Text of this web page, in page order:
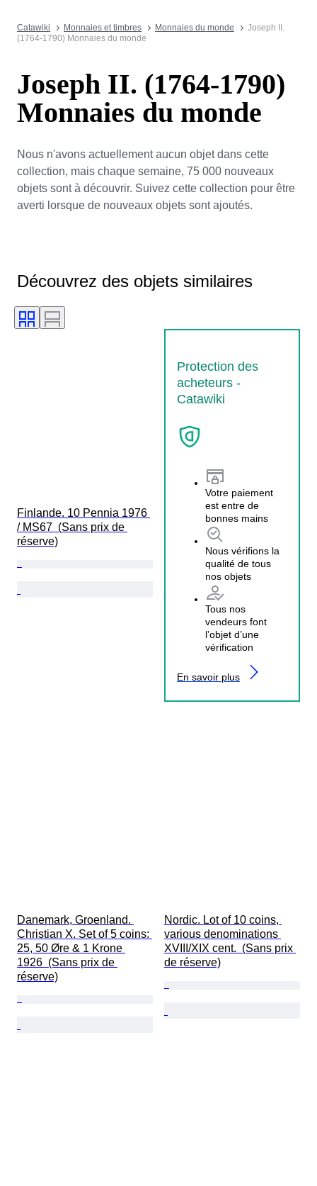
Catawiki Monnaies et timbres Monnaies du monde
Joseph II.
(1764-1790) Monnaies du monde
Joseph II. (1764-1790)
Monnaies du monde
Nous n'avons actuellement aucun objet dans cette
collection, mais chaque semaine, 75 000 nouveaux
objets sont à découvrir. Suivez cette collection pour être
averti lorsque de nouveaux objets sont ajoutés.
Découvrez des objets similaires
Protection des
acheteurs -
Catawiki
Votre paiement
est entre de
bonnes mains
Nous vérifions la
qualité de tous
nos objets
Tous nos
vendeurs font
l’objet d’une
vérification
En savoir plus
Finlande. 10 Pennia 1976
/ MS67  (Sans prix de
réserve)
Danemark, Groenland.
Christian X. Set of 5 coins:
25, 50 Øre & 1 Krone
1926  (Sans prix de
réserve)
Nordic. Lot of 10 coins,
various denominations
XVIII/XIX cent.  (Sans prix
de réserve)